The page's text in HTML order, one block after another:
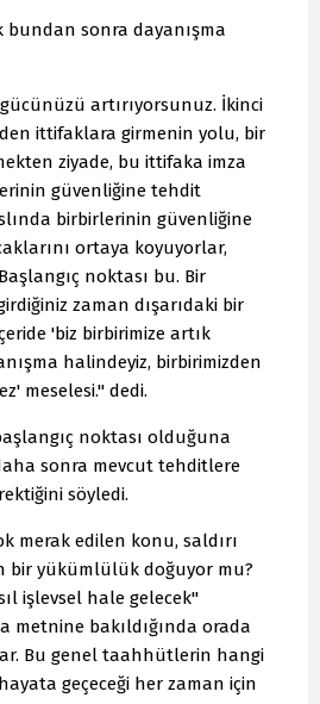
bundan sonra dayanışma
gücünüzü artırıyorsunuz. İkinci
ittifaklara girmenin yolu, bir
ziyade, bu ittifaka imza
güvenliğine tehdit
birbirlerinin güvenliğine
ortaya koyuyorlar,
noktası bu. Bir
zaman dışarıdaki bir
'biz birbirimize artık
halindeyiz, birbirimizden
meselesi." dedi.
noktası olduğuna
sonra mevcut tehditlere
söyledi.
merak edilen konu, saldırı
bir yükümlülük doğuyor mu?
işlevsel hale gelecek"
metnine bakıldığında orada
Bu genel taahhütlerin hangi
geçeceği her zaman için